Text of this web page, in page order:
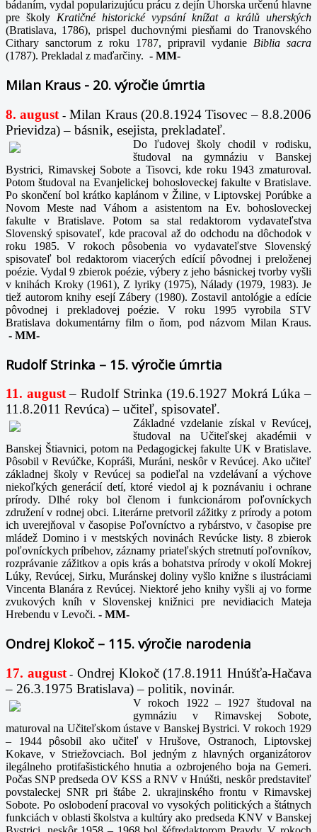
bádaním, vydal popularizujúcu prácu z dejín Uhorska určenú hlavne
pre školy Kratičné historické vypsání knížat a králů uherských
(Bratislava, 1786), prispel duchovnými piesňami do Tranovského
Cithary sanctorum z roku 1787, pripravil vydanie Biblia sacra
(1787). Prekladal z maďarčiny. - MM-
Milan Kraus - 20. výročie úmrtia
8. august -Milan Kraus (20.8.1924 Tisovec – 8.8.2006
Prievidza) – básnik, esejista, prekladateľ.
Do ľudovej školy chodil v rodisku,
študoval na gymnáziu v Banskej
Bystrici, Rimavskej Sobote a Tisovci, kde roku 1943 zmaturoval.
Potom študoval na Evanjelickej bohosloveckej fakulte v Bratislave.
Po skončení bol krátko kaplánom v Žiline, v Liptovskej Porúbke a
Novom Meste nad Váhom a asistentom na Ev. bohosloveckej
fakulte v Bratislave. Potom sa stal redaktorom vydavateľstva
Slovenský spisovateľ, kde pracoval až do odchodu na dôchodok v
roku 1985. V rokoch pôsobenia vo vydavateľstve Slovenský
spisovateľ bol redaktorom viacerých edícií pôvodnej i preloženej
poézie. Vydal 9 zbierok poézie, výbery z jeho básnickej tvorby vyšli
v knihách Kroky (1961), Z lyriky (1975), Nálady (1979, 1983). Je
tiež autorom knihy esejí Zábery (1980). Zostavil antológie a edície
pôvodnej i prekladovej poézie. V roku 1995 vyrobila STV
Bratislava dokumentárny film o ňom, pod názvom Milan Kraus.
- MM-
Rudolf Strinka – 15. výročie úmrtia
11. august – Rudolf Strinka (19.6.1927 Mokrá Lúka –
11.8.2011 Revúca) – učiteľ, spisovateľ.
Základné vzdelanie získal v Revúcej,
študoval na Učiteľskej akadémii v
Banskej Štiavnici, potom na Pedagogickej fakulte UK v Bratislave.
Pôsobil v Revúčke, Kopráši, Muráni, neskôr v Revúcej. Ako učiteľ
základnej školy v Revúcej sa podieľal na vzdelávaní a výchove
niekoľkých generácií detí, ktoré viedol aj k poznávaniu i ochrane
prírody. Dlhé roky bol členom i funkcionárom poľovníckych
združení v rodnej obci. Literárne pretvoril zážitky z prírody a potom
ich uverejňoval v časopise Poľovníctvo a rybárstvo, v časopise pre
mládež Domino i v mestských novinách Revúcke listy. 8 zbierok
poľovníckych príbehov, záznamy priateľských stretnutí poľovníkov,
rozprávanie zážitkov a opis krás a bohatstva prírody v okolí Mokrej
Lúky, Revúcej, Sirku, Muránskej doliny vyšlo knižne s ilustráciami
Vincenta Blanára z Revúcej. Niektoré jeho knihy vyšli aj vo forme
zvukových kníh v Slovenskej knižnici pre nevidiacich Mateja
Hrebendu v Levoči. - MM-
Ondrej Klokoč – 115. výročie narodenia
17. august- Ondrej Klokoč (17.8.1911 Hnúšťa-Hačava
– 26.3.1975 Bratislava) – politik, novinár.
V rokoch 1922 – 1927 študoval na
gymnáziu v Rimavskej Sobote,
maturoval na Učiteľskom ústave v Banskej Bystrici. V rokoch 1929
– 1944 pôsobil ako učiteľ v Hrušove, Ostranoch, Liptovskej
Kokave, v Striežovciach. Bol jedným z hlavných organizátorov
ilegálneho protifašistického hnutia a ozbrojeného boja na Gemeri.
Počas SNP predseda OV KSS a RNV v Hnúšti, neskôr predstaviteľ
povstaleckej SNR pri štábe 2. ukrajinského frontu v Rimavskej
Sobote. Po oslobodení pracoval vo vysokých politických a štátnych
funkciách v oblasti školstva a kultúry ako predseda KNV v Banskej